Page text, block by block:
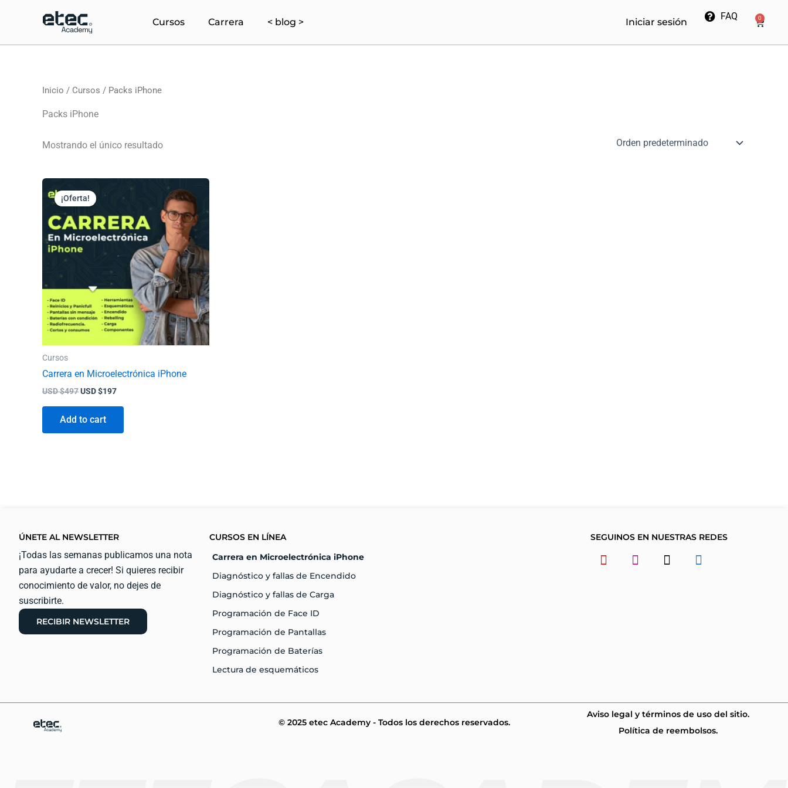
Cursos Carrera < blog > 0
Cart
FAQ
Iniciar sesión
Inicio / Cursos / Packs iPhone
Packs iPhone
Mostrando el único resultado
¡Oferta!
Cursos
Carrera en Microelectrónica iPhone
USD $497
precio
original
era:
USD
$497.
USD $197
es:
USD
$197.
Add to cart
ÚNETE AL NEWSLETTER
¡Todas las semanas publicamos una nota
para ayudarte a crecer! Si quieres recibir
conocimiento de valor, no dejes de
suscribirte.
RECIBIR NEWSLETTER
CURSOS EN LÍNEA
Carrera en Microelectrónica iPhone
Diagnóstico y fallas de Encendido
Diagnóstico y fallas de Carga
Programación de Face ID
Programación de Pantallas
Programación de Baterías
Lectura de esquemáticos
SEGUINOS EN NUESTRAS REDES
YoutubeInstagramTiktokFacebook
© 2025 etec Academy - Todos los derechos reservados.
Aviso legal y términos de uso del sitio.
Política de reembolsos.